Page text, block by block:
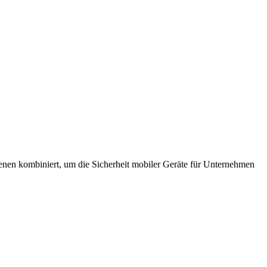
kombiniert, um die Sicherheit mobiler Geräte für Unternehmen